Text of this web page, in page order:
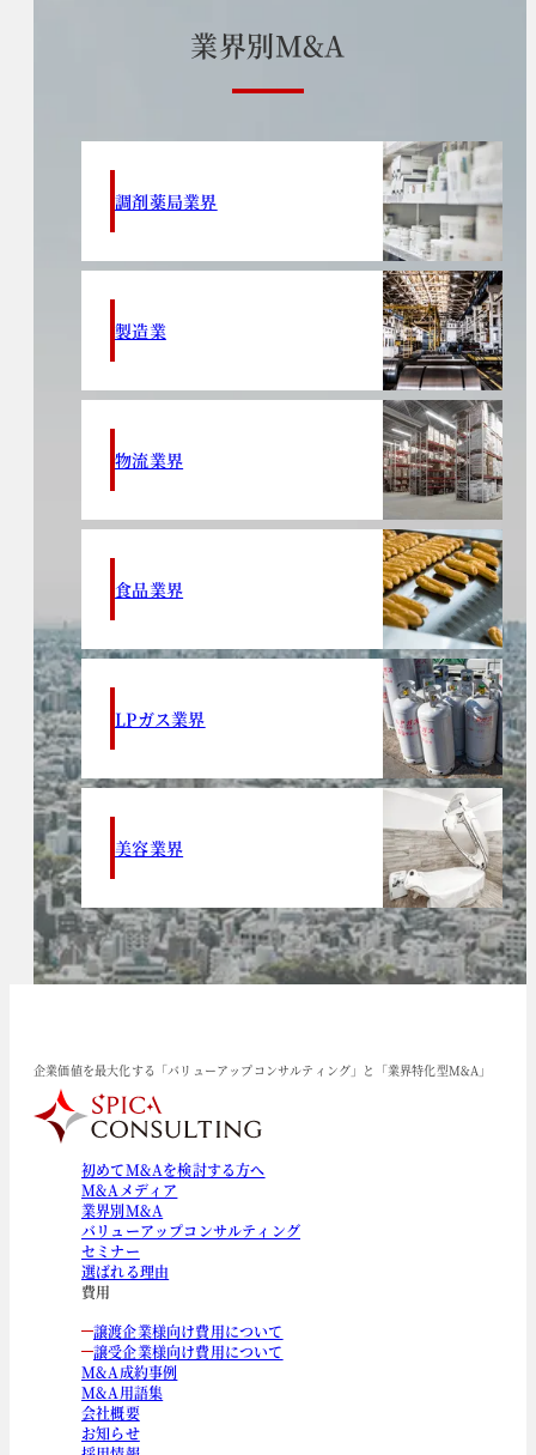
業界別M&A
調剤薬局業界
製造業
物流業界
食品業界
LPガス業界
美容業界
企業価値を最大化する「バリューアップコンサルティング」と「業界特化型M&A」
初めてM&Aを検討する方へ
M&Aメディア
業界別M&A
バリューアップコンサルティング
セミナー
選ばれる理由
費用
譲渡企業様向け費用について
譲受企業様向け費用について
M&A成約事例
M&A用語集
会社概要
お知らせ